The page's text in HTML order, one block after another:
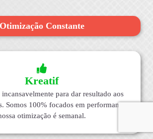
Otimização Constante
Kreatif
para dar resultado aos
Somos 100% focados em performance,
otimização é semanal.